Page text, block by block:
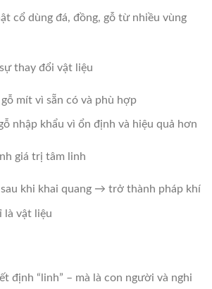
cổ dùng đá, đồng, gỗ từ nhiều vùng
thay đổi vật liệu
mít vì sẵn có và phù hợp
nhập khẩu vì ổn định và hiệu quả hơn
giá trị tâm linh
khi khai quang → trở thành pháp khí
là vật liệu
định “linh” – mà là con người và nghi